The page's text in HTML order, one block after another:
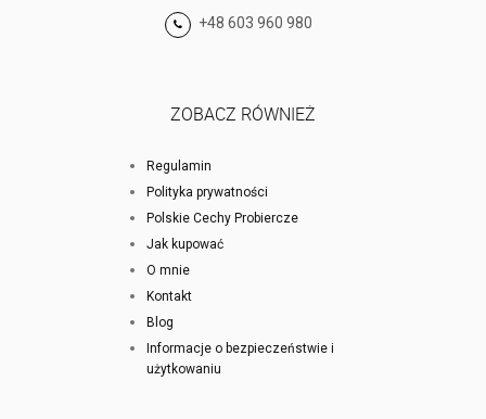
+48 603 960 980
ZOBACZ RÓWNIEŻ
Regulamin
Polityka prywatności
Polskie Cechy Probiercze
Jak kupować
O mnie
Kontakt
Blog
Informacje o bezpieczeństwie i
użytkowaniu